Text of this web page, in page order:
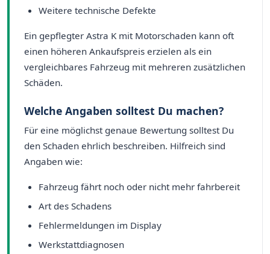
Weitere technische Defekte
Ein gepflegter Astra K mit Motorschaden kann oft
einen höheren Ankaufspreis erzielen als ein
vergleichbares Fahrzeug mit mehreren zusätzlichen
Schäden.
Welche Angaben solltest Du machen?
Für eine möglichst genaue Bewertung solltest Du
den Schaden ehrlich beschreiben. Hilfreich sind
Angaben wie:
Fahrzeug fährt noch oder nicht mehr fahrbereit
Art des Schadens
Fehlermeldungen im Display
Werkstattdiagnosen